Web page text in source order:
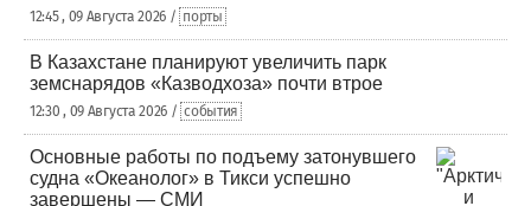
12:45 , 09 Августа 2026 / порты
В Казахстане планируют увеличить парк
земснарядов «Казводхоза» почти втрое
12:30 , 09 Августа 2026 / события
Основные работы по подъему затонувшего
судна «Океанолог» в Тикси успешно
завершены — СМИ